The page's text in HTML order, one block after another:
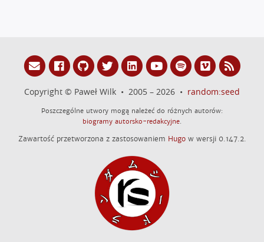
Copyright © Paweł Wilk • 2005 – 2026 • random:seed
Poszczególne utwory mogą należeć do różnych autorów:
biogramy autorsko-redakcyjne
Zawartość przetworzona z zastosowaniem Hugow wersji 0.147.2.